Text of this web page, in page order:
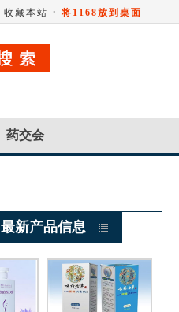
收藏本站 · 将1168放到桌面
药交会
最新产品信息